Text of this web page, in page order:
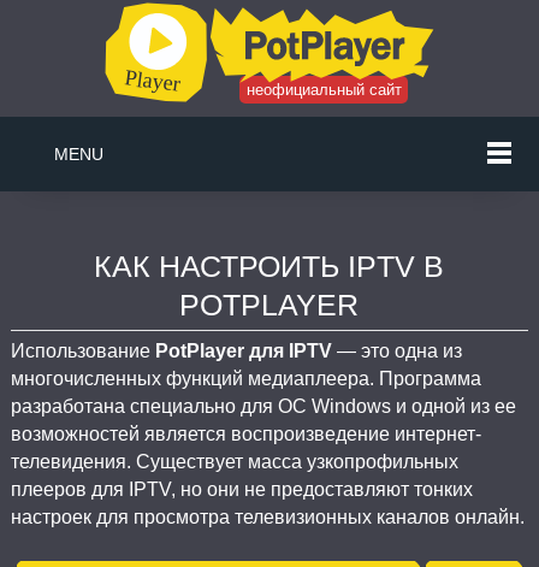
неофициальный сайт
MENU
КАК НАСТРОИТЬ IPTV В
POTPLAYER
Использование PotPlayer для IPTV— это одна из
многочисленных функций медиаплеера. Программа
разработана специально для ОС Windows и одной из ее
возможностей является воспроизведение интернет-
телевидения. Существует масса узкопрофильных
плееров для IPTV, но они не предоставляют тонких
настроек для просмотра телевизионных каналов онлайн.